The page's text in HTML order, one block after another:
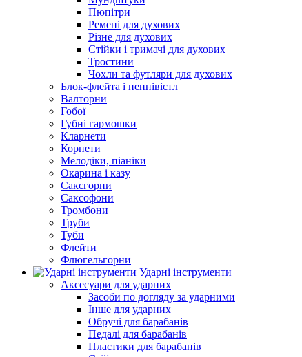
Пюпітри
Ремені для духових
Різне для духових
Стійки і тримачі для духових
Тростини
Чохли та футляри для духових
Блок-флейта і пеннівістл
Валторни
Гобої
Губні гармошки
Кларнети
Корнети
Мелодіки, піаніки
Окарина і казу
Саксгорни
Саксофони
Тромбони
Труби
Туби
Флейти
Флюгельгорни
Ударні інструменти
Аксесуари для ударних
Засоби по догляду за ударними
Інше для ударних
Обручі для барабанів
Педалі для барабанів
Пластики для барабанів